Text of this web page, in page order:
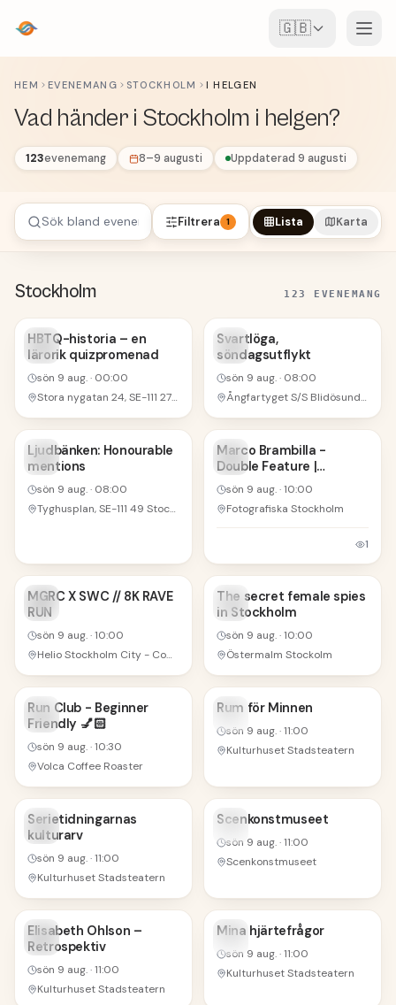
🇬🇧
Event
Karta
Ställen
För arrangörer
HEM EVENEMANG STOCKHOLM I HELGEN
Vad händer i Stockholm i helgen?
123evenemang 8–9 augusti Uppdaterad 9 augusti
Lista Karta
Filtrera 1
Stockholm 123 EVENEMANG
9
AUG
HBTQ-historia – en
lärorik quizpromenad
sön 9 aug.· 00:00
Stora nygatan 24, SE-111 27 Stockholm, Sverige
9
AUG
Svartlöga,
söndagsutflykt
sön 9 aug.· 08:00
Ångfartyget S/S Blidösund - Norrtälje
9
AUG
Ljudbänken: Honourable
mentions
sön 9 aug.· 08:00
Tyghusplan, SE-111 49 Stockholm, Sverige
9
AUG
Marco Brambilla -
Double Feature |
Fotografiska Stockholm
sön 9 aug.·10:00
Fotografiska Stockholm
1
9
AUG
MGRC X SWC // 8K RAVE
RUN
sön 9 aug.·10:00
Helio Stockholm City - Coworking, Kontor & Konferensrum
9
AUG
The secret female spies
in Stockholm
sön 9 aug.·10:00
Östermalm Stockolm
9
AUG
Run Club - Beginner
Friendly 💅🏻
sön 9 aug.·10:30
Volca Coffee Roaster
9
Rum för Minnen
sön 9 aug.·11:00
Kulturhuset Stadsteatern
9
AUG
Serietidningarnas
kulturarv
sön 9 aug.·11:00
Kulturhuset Stadsteatern
9
Scenkonstmuseet
sön 9 aug.·11:00
Scenkonstmuseet
9
AUG
Elisabeth Ohlson –
Retrospektiv
sön 9 aug.·11:00
Kulturhuset Stadsteatern
9
Mina hjärtefrågor
sön 9 aug.·11:00
Kulturhuset Stadsteatern